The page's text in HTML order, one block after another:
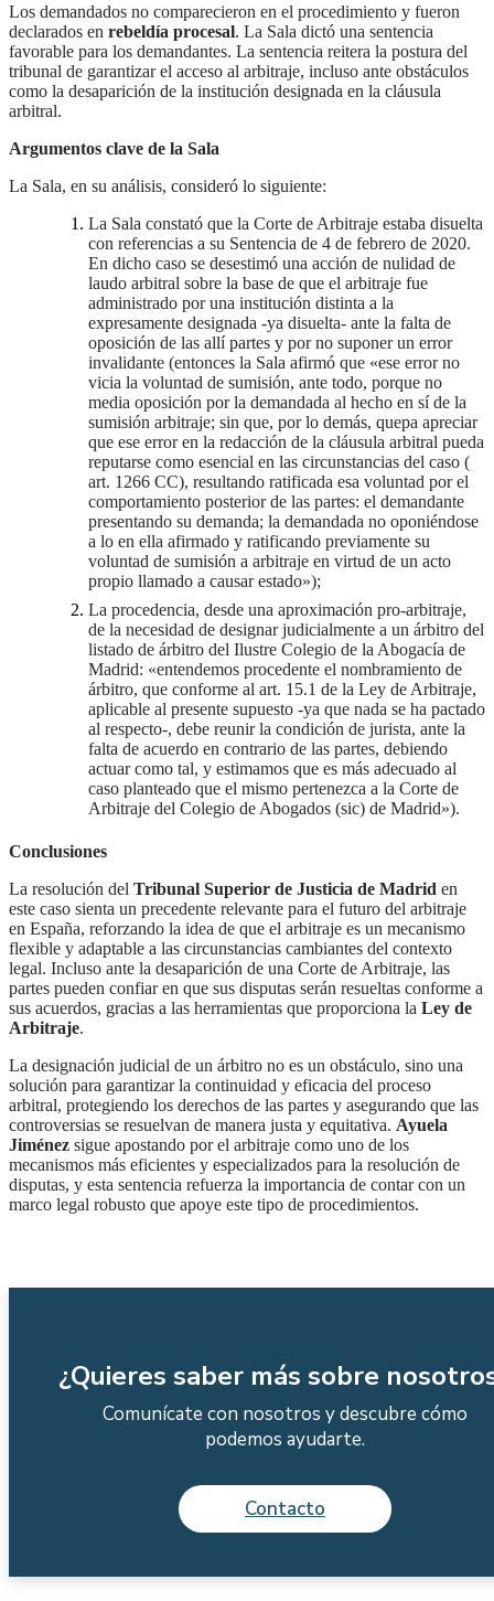
Los demandados no comparecieron en el procedimiento y fueron
declarados en rebeldía procesal. La Sala dictó una sentencia
favorable para los demandantes. La sentencia reitera la postura del
tribunal de garantizar el acceso al arbitraje, incluso ante obstáculos
como la desaparición de la institución designada en la cláusula
arbitral.
Argumentos clave de la Sala
La Sala, en su análisis, consideró lo siguiente:
La Sala constató que la Corte de Arbitraje estaba disuelta
con referencias a su Sentencia de 4 de febrero de 2020.
En dicho caso se desestimó una acción de nulidad de
laudo arbitral sobre la base de que el arbitraje fue
administrado por una institución distinta a la
expresamente designada -ya disuelta- ante la falta de
oposición de las allí partes y por no suponer un error
invalidante (entonces la Sala afirmó que «ese error no
vicia la voluntad de sumisión, ante todo, porque no
media oposición por la demandada al hecho en sí de la
sumisión arbitraje; sin que, por lo demás, quepa apreciar
que ese error en la redacción de la cláusula arbitral pueda
reputarse como esencial en las circunstancias del caso (
art. 1266 CC), resultando ratificada esa voluntad por el
comportamiento posterior de las partes: el demandante
presentando su demanda; la demandada no oponiéndose
a lo en ella afirmado y ratificando previamente su
voluntad de sumisión a arbitraje en virtud de un acto
propio llamado a causar estado»);
La procedencia, desde una aproximación pro-arbitraje,
de la necesidad de designar judicialmente a un árbitro del
listado de árbitro del Ilustre Colegio de la Abogacía de
Madrid: «entendemos procedente el nombramiento de
árbitro, que conforme al art. 15.1 de la Ley de Arbitraje,
aplicable al presente supuesto -ya que nada se ha pactado
al respecto-, debe reunir la condición de jurista, ante la
falta de acuerdo en contrario de las partes, debiendo
actuar como tal, y estimamos que es más adecuado al
caso planteado que el mismo pertenezca a la Corte de
Arbitraje del Colegio de Abogados (sic) de Madrid»).
Conclusiones
La resolución del Tribunal Superior de Justicia de Madrid en
este caso sienta un precedente relevante para el futuro del arbitraje
en España, reforzando la idea de que el arbitraje es un mecanismo
flexible y adaptable a las circunstancias cambiantes del contexto
legal. Incluso ante la desaparición de una Corte de Arbitraje, las
partes pueden confiar en que sus disputas serán resueltas conforme a
sus acuerdos, gracias a las herramientas que proporciona la Ley de
Arbitraje.
La designación judicial de un árbitro no es un obstáculo, sino una
solución para garantizar la continuidad y eficacia del proceso
arbitral, protegiendo los derechos de las partes y asegurando que las
controversias se resuelvan de manera justa y equitativa. Ayuela
Jiménez sigue apostando por el arbitraje como uno de los
mecanismos más eficientes y especializados para la resolución de
disputas, y esta sentencia refuerza la importancia de contar con un
marco legal robusto que apoye este tipo de procedimientos.
¿Quieres saber más sobre
Comunícate con nosotros y descubre cómo
podemos ayudarte.
Contacto